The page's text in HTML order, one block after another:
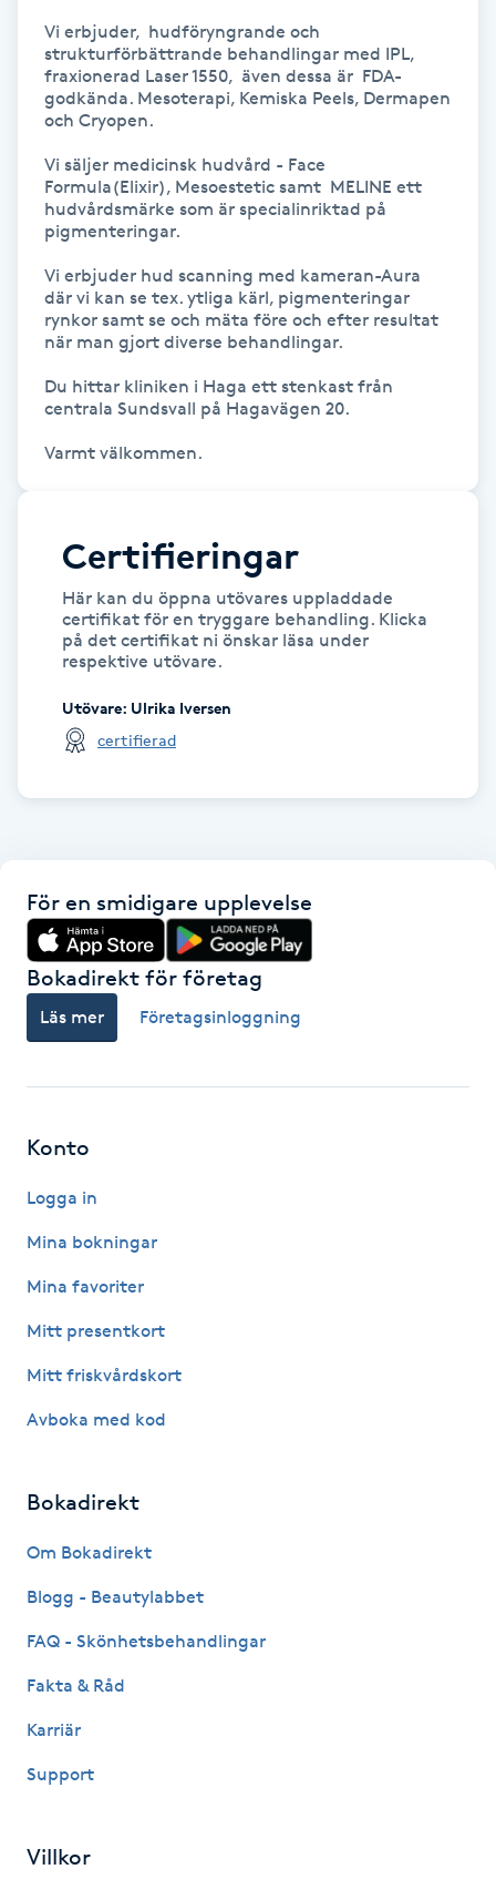
Hudföryngring
Huduppstramning
Hudvård
Hyaluronsyra
Hyperhidros
Hårbottenbehandling
Hårförlängning
Hårvård
Hälsprickor
IPL hårborttagning
IR-massage
Katun fransar
Keratinbehandling
Kinesisk medicin
Kiropraktik
Klippning
Koppningsmassage
Vi erbjuder,  hudföryngrande och
strukturförbättrande behandlingar med IPL,
fraxionerad Laser 1550,  även dessa är  FDA-
godkända. Mesoterapi, Kemiska Peels, Dermapen
och Cryopen.
Vi säljer medicinsk hudvård - Face
Formula(Elixir), Mesoestetic samt  MELINE ett
hudvårdsmärke som är specialinriktad på
pigmenteringar.
Vi erbjuder hud scanning med kameran-Aura
där vi kan se tex. ytliga kärl, pigmenteringar
rynkor samt se och mäta före och efter resultat
när man gjort diverse behandlingar.
Du hittar kliniken i Haga ett stenkast från
centrala Sundsvall på Hagavägen 20.
Varmt välkommen.
Certifieringar
Här kan du öppna utövares uppladdade
certifikat för en tryggare behandling. Klicka
på det certifikat ni önskar läsa under
respektive utövare.
Utövare: Ulrika Iversen
certifierad
För en smidigare upplevelse
Bokadirekt för företag
Läs mer Företagsinloggning
Konto
Logga in
Mina bokningar
Mina favoriter
Mitt presentkort
Mitt friskvårdskort
Avboka med kod
Bokadirekt
Om Bokadirekt
Blogg - Beautylabbet
FAQ - Skönhetsbehandlingar
Fakta & Råd
Karriär
Support
Villkor